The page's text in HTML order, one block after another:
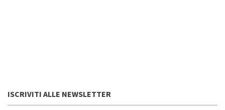
ISCRIVITI ALLE NEWSLETTER